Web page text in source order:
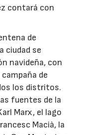
contará con
de
ciudad se
navideña, con
de
los distritos.
fuentes de la
Marx, el lago
Macià, la